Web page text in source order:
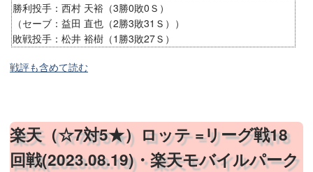
勝利投手：西村 天裕（3勝0敗0Ｓ）
（セーブ：益田 直也（2勝3敗31Ｓ））
敗戦投手：松井 裕樹（1勝3敗27Ｓ）
戦評も含めて読む
楽天（☆7対5★）ロッテ =リーグ戦18
回戦(2023.08.19)・楽天モバイルパーク